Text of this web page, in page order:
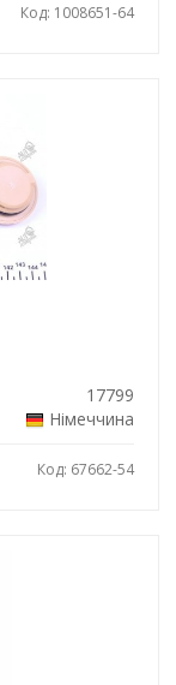
Код: 1008651-64
17799
Німеччина
Код: 67662-54